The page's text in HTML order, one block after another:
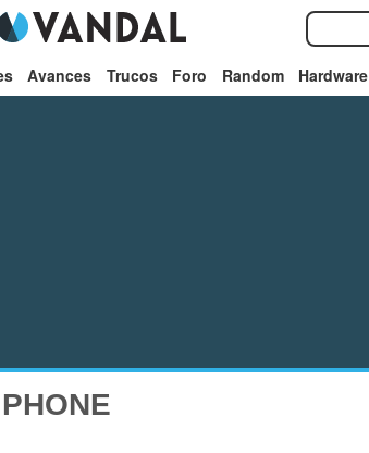
Avances Trucos Foro Random Hardware